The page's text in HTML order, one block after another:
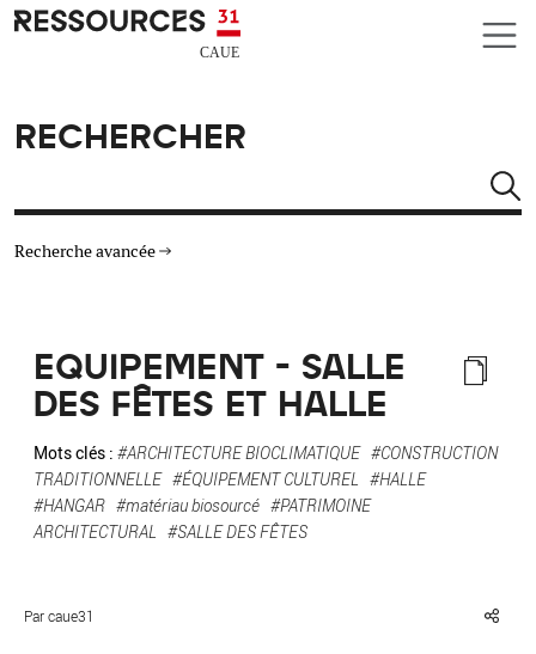
Aller au contenu principal
CAUE RESSOURCES 31
RECHERCHER
Recherche avancée
TYPE DE RESSOURCES
MATÉRIAUX
AUTRES CRITÈRES
EQUIPEMENT - SALLE
DES FÊTES ET HALLE
Mots clés : #ARCHITECTURE BIOCLIMATIQUE #CONSTRUCTION
TRADITIONNELLE #ÉQUIPEMENT CULTUREL #HALLE
#HANGAR #matériau biosourcé #PATRIMOINE
ARCHITECTURAL #SALLE DES FÊTES
Par caue31